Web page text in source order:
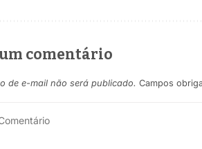
comentário
de e-mail não será publicado. Campos